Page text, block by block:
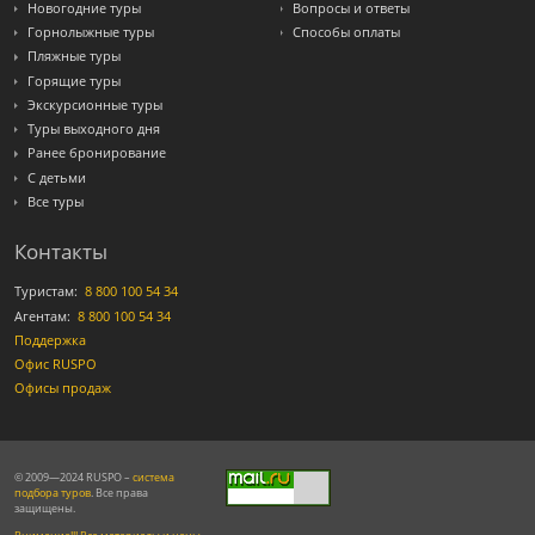
Новогодние туры
Горнолыжные туры
Пляжные туры
Горящие туры
Экскурсионные туры
Туры выходного дня
Ранее бронирование
С детьми
Все туры
Вопросы и ответы
Способы оплаты
Контакты
Туристам: 8 800 100 54 34
Агентам: 8 800 100 54 34
Поддержка
Офис RUSPO
Офисы продаж
© 2009—2024 RUSPO – система
подбора туров. Все права
защищены.